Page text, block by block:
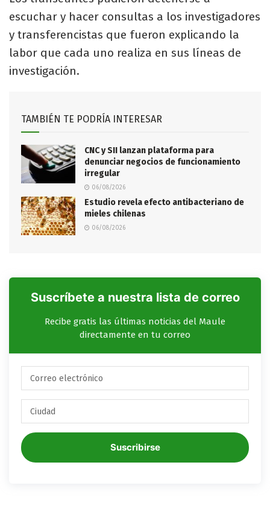
escuchar y hacer consultas a los investigadores
y transferencistas que fueron explicando la
labor que cada uno realiza en sus líneas de
investigación.
TAMBIÉN TE PODRÍA INTERESAR
CNC y SII lanzan plataforma para
denunciar negocios de funcionamiento
irregular
06/08/2026
Estudio revela efecto antibacteriano de
mieles chilenas
06/08/2026
Suscríbete a nuestra lista de correo
Recibe gratis las últimas noticias del Maule
directamente en tu correo
Suscribirse